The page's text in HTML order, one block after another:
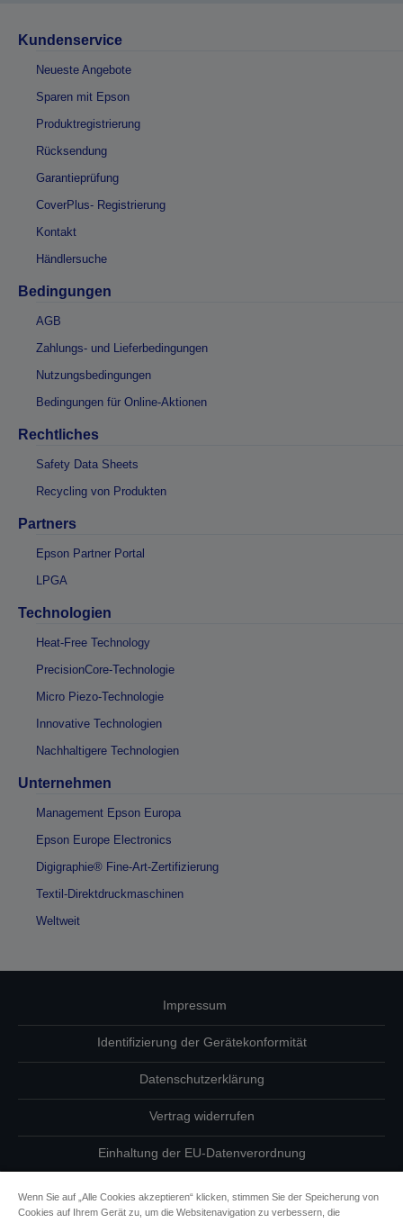
Kundenservice
Neueste Angebote
Sparen mit Epson
Produktregistrierung
Rücksendung
Garantieprüfung
CoverPlus- Registrierung
Kontakt
Händlersuche
Bedingungen
AGB
Zahlungs- und Lieferbedingungen
Nutzungsbedingungen
Bedingungen für Online-Aktionen
Rechtliches
Safety Data Sheets
Recycling von Produkten
Partners
Epson Partner Portal
LPGA
Technologien
Heat-Free Technology
PrecisionCore-Technologie
Micro Piezo-Technologie
Innovative Technologien
Nachhaltigere Technologien
Unternehmen
Management Epson Europa
Epson Europe Electronics
Digigraphie® Fine-Art-Zertifizierung
Textil-Direktdruckmaschinen
Weltweit
Impressum
Identifizierung der Gerätekonformität
Datenschutzerklärung
Vertrag widerrufen
Einhaltung der EU-Datenverordnung
Wenn Sie auf „Alle Cookies akzeptieren“ klicken, stimmen Sie der Speicherung von
Cookies auf Ihrem Gerät zu, um die Websitenavigation zu verbessern, die